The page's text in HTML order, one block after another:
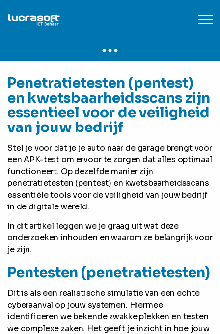
Penetratietesten (pentest)
en kwetsbaarheidsscans zijn
essentieel voor de veiligheid
van jouw bedrijf
Stel je voor dat je je auto naar de garage brengt voor
een APK-test om ervoor te zorgen dat alles optimaal
functioneert. Op dezelfde manier zijn
penetratietesten (pentest) en kwetsbaarheidsscans
essentiële tools voor de veiligheid van jouw bedrijf
in de digitale wereld.
In dit artikel leggen we je graag uit wat deze
onderzoeken inhouden en waarom ze belangrijk voor
je zijn.
Pentesten (penetratietesten)
Dit is als een realistische simulatie van een echte
cyberaanval op jouw systemen. Hiermee
identificeren we bekende zwakke plekken en testen
we complexe zaken. Het geeft je inzicht in hoe jouw